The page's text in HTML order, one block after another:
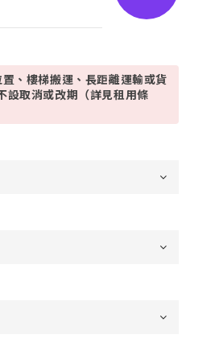
、樓梯搬運、長距離運輸或貨
設取消或改期（詳見租用條